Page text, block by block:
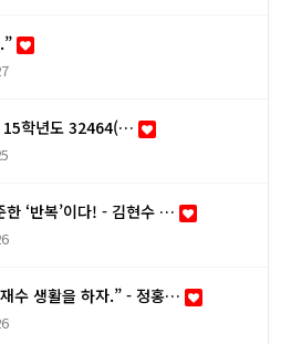
학년도 32464(…
한 ‘반복’이다! - 김현수 …
수 생활을 하자.” - 정홍…